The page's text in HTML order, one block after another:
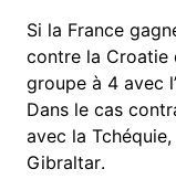
Si la France
contre la Croatie
groupe à 4 avec
Dans le cas
avec la
Gibraltar.